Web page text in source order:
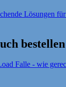
bestellen